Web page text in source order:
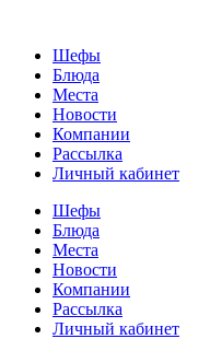
Шефы
Блюда
Места
Новости
Компании
Рассылка
Личный кабинет
Шефы
Блюда
Места
Новости
Компании
Рассылка
Личный кабинет